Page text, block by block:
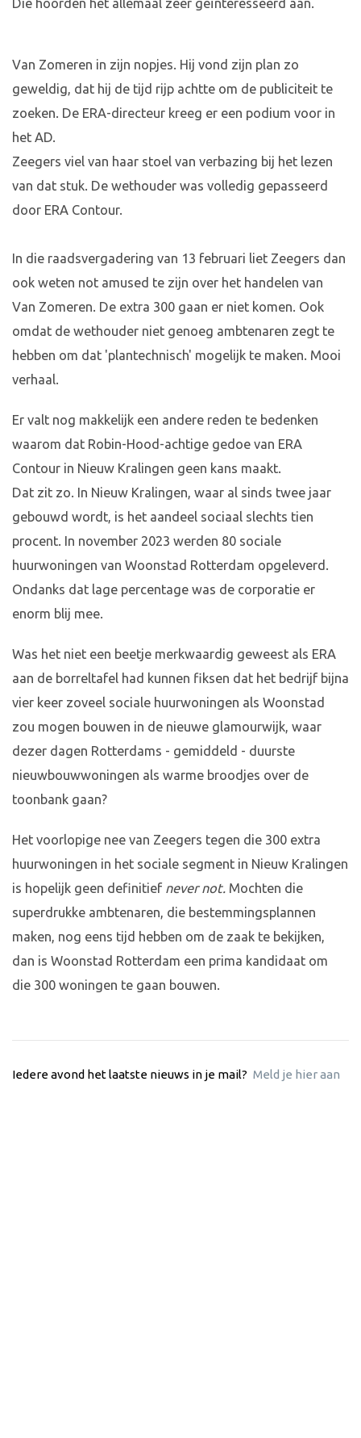
Die hoorden het allemaal zeer geïnteresseerd aan.
Van Zomeren in zijn nopjes. Hij vond zijn plan zo
geweldig, dat hij de tijd rijp achtte om de publiciteit te
zoeken. De ERA-directeur kreeg er een podium voor in
het AD.
Zeegers viel van haar stoel van verbazing bij het lezen
van dat stuk. De wethouder was volledig gepasseerd
door ERA Contour.
In die raadsvergadering van 13 februari liet Zeegers dan
ook weten not amused te zijn over het handelen van
Van Zomeren. De extra 300 gaan er niet komen. Ook
omdat de wethouder niet genoeg ambtenaren zegt te
hebben om dat 'plantechnisch' mogelijk te maken. Mooi
verhaal.
Er valt nog makkelijk een andere reden te bedenken
waarom dat Robin-Hood-achtige gedoe van ERA
Contour in Nieuw Kralingen geen kans maakt.
Dat zit zo. In Nieuw Kralingen, waar al sinds twee jaar
gebouwd wordt, is het aandeel sociaal slechts tien
procent. In november 2023 werden 80 sociale
huurwoningen van Woonstad Rotterdam opgeleverd.
Ondanks dat lage percentage was de corporatie er
enorm blij mee.
Was het niet een beetje merkwaardig geweest als ERA
aan de borreltafel had kunnen fiksen dat het bedrijf bijna
vier keer zoveel sociale huurwoningen als Woonstad
zou mogen bouwen in de nieuwe glamourwijk, waar
dezer dagen Rotterdams - gemiddeld - duurste
nieuwbouwwoningen als warme broodjes over de
toonbank gaan?
Het voorlopige nee van Zeegers tegen die 300 extra
huurwoningen in het sociale segment in Nieuw Kralingen
is hopelijk geen definitief never not. Mochten die
superdrukke ambtenaren, die bestemmingsplannen
maken, nog eens tijd hebben om de zaak te bekijken,
dan is Woonstad Rotterdam een prima kandidaat om
die 300 woningen te gaan bouwen.
Iedere avond het laatste nieuws in je mail? Meld je hier aan